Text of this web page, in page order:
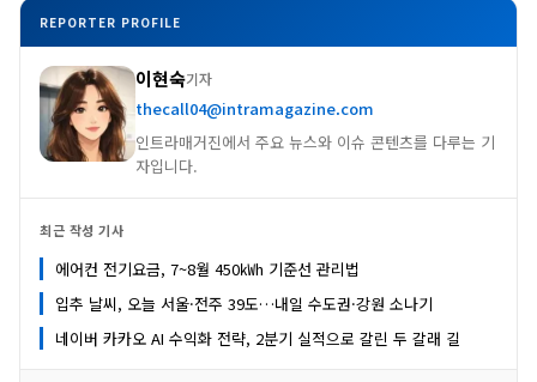
REPORTER PROFILE
이현숙기자
thecall04@intramagazine.com
인트라매거진에서 주요 뉴스와 이슈 콘텐츠를 다루는 기
자입니다.
최근 작성 기사
에어컨 전기요금, 7~8월 450㎾h 기준선 관리법
입추 날씨, 오늘 서울·전주 39도…내일 수도권·강원 소나기
네이버 카카오 AI 수익화 전략, 2분기 실적으로 갈린 두 갈래 길